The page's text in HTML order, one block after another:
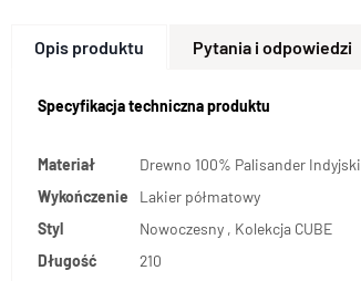
Opis produktu Pytania i odpowiedzi
Specyfikacja techniczna produktu
Materiał
Drewno 100% Palisander Indyjski
Wykończenie
Lakier półmatowy
Styl
Nowoczesny , Kolekcja CUBE
Długość
210